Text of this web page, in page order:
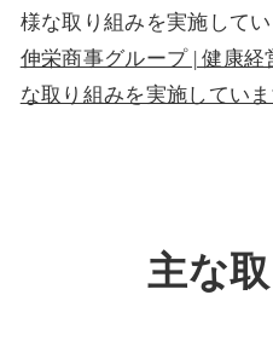
様な取り組みを実施してい
伸栄商事グループ | 健康
な取り組みを実施してい
主な